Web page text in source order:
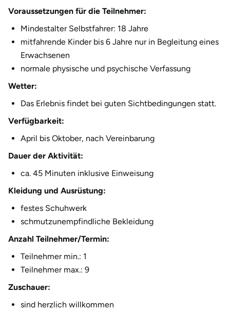
Voraussetzungen für die Teilnehmer:
Mindestalter Selbstfahrer: 18 Jahre
mitfahrende Kinder bis 6 Jahre nur in Begleitung eines
Erwachsenen
normale physische und psychische Verfassung
Wetter:
Das Erlebnis findet bei guten Sichtbedingungen statt.
Verfügbarkeit:
April bis Oktober, nach Vereinbarung
Dauer der Aktivität:
ca. 45 Minuten inklusive Einweisung
Kleidung und Ausrüstung:
festes Schuhwerk
schmutzunempfindliche Bekleidung
Anzahl Teilnehmer/Termin:
Teilnehmer min.: 1
Teilnehmer max.: 9
Zuschauer:
sind herzlich willkommen
Fürstenfeldbruck
Fürth
Geiselwind
Gelnhausen
Gersfeld
Göppingen
Halle
Hamburg
Hanau